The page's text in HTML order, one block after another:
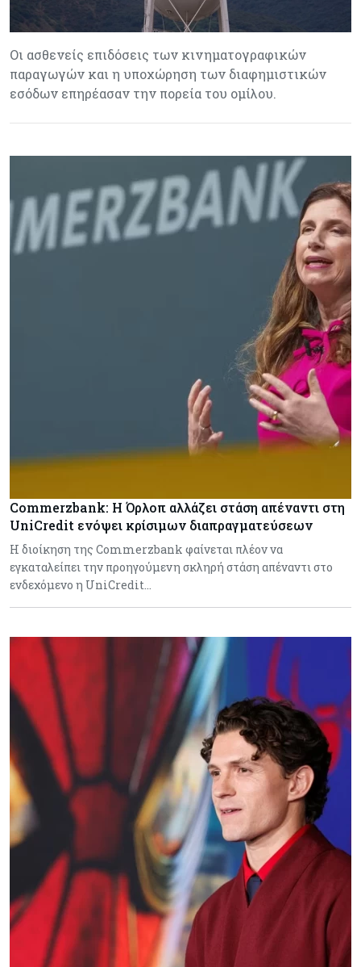
Οι ασθενείς επιδόσεις των κινηματογραφικών
παραγωγών και η υποχώρηση των διαφημιστικών
εσόδων επηρέασαν την πορεία του ομίλου.
Commerzbank: Η Όρλοπ αλλάζει στάση απέναντι στη
UniCredit ενόψει κρίσιμων διαπραγματεύσεων
H διοίκηση της Commerzbank φαίνεται πλέον να
εγκαταλείπει την προηγούμενη σκληρή στάση απέναντι στο
ενδεχόμενο η UniCredit…